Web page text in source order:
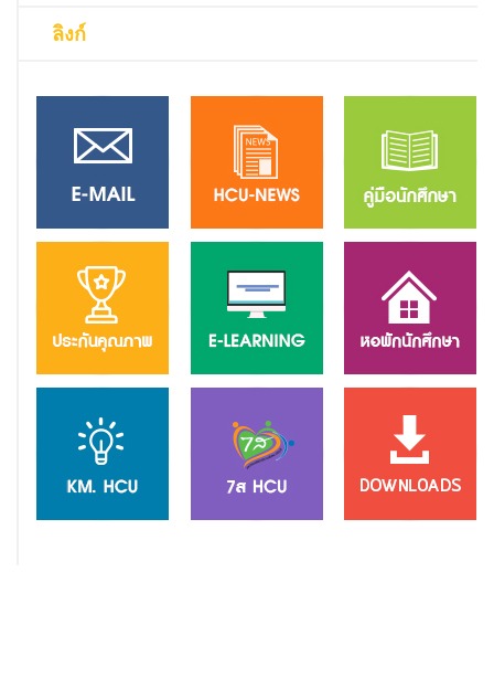
ลิงก์